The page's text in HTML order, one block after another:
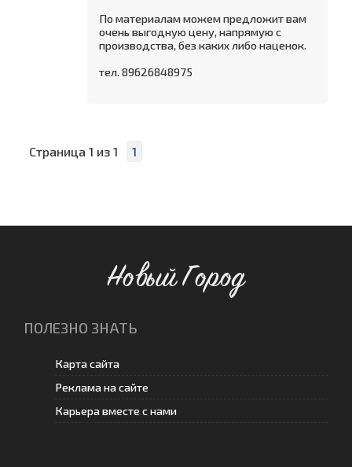
По материалам можем предложит вам
очень выгодную цену, напрямую с
производства, без каких либо наценок.
тел. 89626848975
Страница 1 из 1 1
Новый Город
ПОЛЕЗНО ЗНАТЬ
Карта сайта
Реклама на сайте
Карьера вместе с нами